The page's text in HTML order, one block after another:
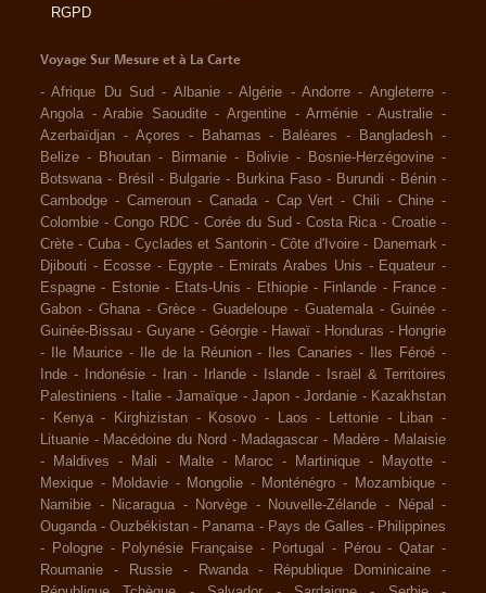
RGPD
Voyage Sur Mesure et à La Carte
-Afrique Du Sud - Albanie -Algérie -Andorre - Angleterre -
Angola -Arabie Saoudite -Argentine -Arménie -Australie -
Azerbaïdjan - Açores - Bahamas - Baléares - Bangladesh -
Belize - Bhoutan - Birmanie - Bolivie - Bosnie-Herzégovine -
Botswana - Brésil - Bulgarie - Burkina Faso - Burundi - Bénin -
Cambodge - Cameroun - Canada - Cap Vert - Chili -Chine -
Colombie - Congo RDC - Corée du Sud -Costa Rica -Croatie -
Crète - Cuba - Cyclades et Santorin -Côte d'Ivoire - Danemark -
Djibouti - Ecosse - Egypte - Emirats Arabes Unis - Equateur -
Espagne - Estonie - Etats-Unis - Ethiopie - Finlande - France -
Gabon - Ghana - Grèce - Guadeloupe - Guatemala - Guinée -
Guinée-Bissau - Guyane - Géorgie - Hawaï - Honduras - Hongrie
-
Ile Maurice - Ile de la Réunion - Iles Canaries - Iles Féroé -
Inde - Indonésie - Iran - Irlande - Islande -
Israël & Territoires
Palestiniens - Italie - Jamaïque - Japon - Jordanie - Kazakhstan
-
Kenya - Kirghizistan - Kosovo - Laos - Lettonie - Liban -
Lituanie - Macédoine du Nord - Madagascar - Madère - Malaisie
-
Maldives - Mali - Malte - Maroc - Martinique - Mayotte -
Mexique - Moldavie - Mongolie - Monténégro - Mozambique -
Namibie - Nicaragua - Norvège - Nouvelle-Zélande - Népal
-
Ouganda -Ouzbékistan - Panama - Pays de Galles - Philippines
-
Pologne - Polynésie Française - Portugal - Pérou -Qatar -
Roumanie
- Russie - Rwanda - République Dominicaine
-